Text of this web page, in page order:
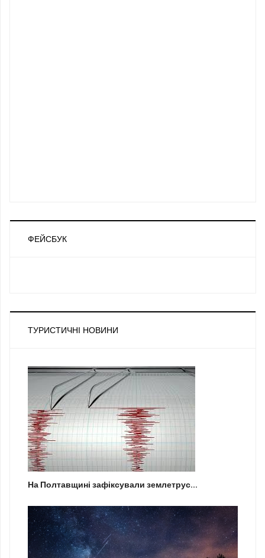
ФЕЙСБУК
ТУРИСТИЧНІ НОВИНИ
На Полтавщині зафіксували землетрус...